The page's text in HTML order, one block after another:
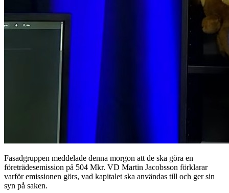
Fasadgruppen meddelade denna morgon att de ska göra en
företrädesemission på 504 Mkr. VD Martin Jacobsson förklarar
varför emissionen görs, vad kapitalet ska användas till och ger sin
syn på saken.